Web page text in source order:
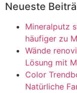
Neueste
Mineralputz
häufiger zu
Wände
Lösung mit
Color
Natürliche